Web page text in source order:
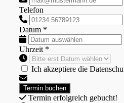
Telefon
Datum *
Uhrzeit *
Ich akzeptiere die
Termin erfolgreich gebucht!